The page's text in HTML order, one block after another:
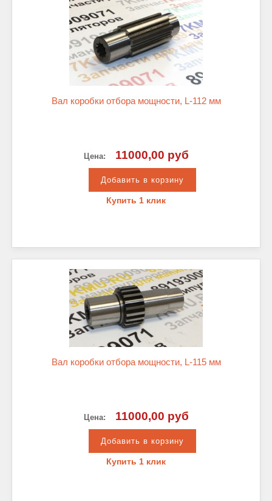
Вал коробки отбора мощности, L-112 мм
Цена: 11000,00 руб
Купить 1 клик
Вал коробки отбора мощности, L-115 мм
Цена: 11000,00 руб
Купить 1 клик